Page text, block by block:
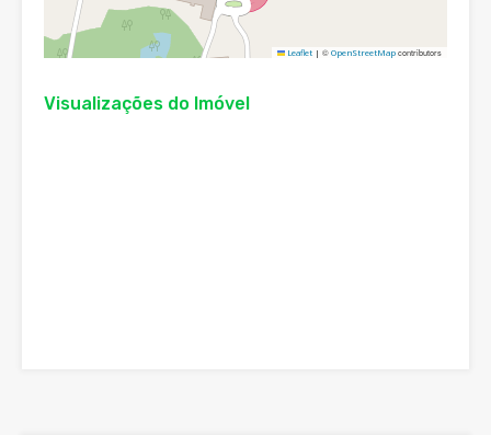
Leaflet | © OpenStreetMap contributors
Visualizações do Imóvel